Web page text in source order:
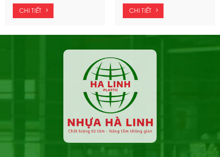
CHI TIẾT CHI TIẾT